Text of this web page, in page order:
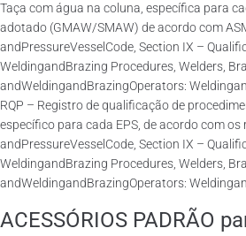
Taça com água na coluna, específica para
adotado (GMAW/SMAW) de acordo com
andPressureVesselCode, Section IX –
WeldingandBrazing Procedures, Welders,
andWeldingandBrazingOperators:
RQP – Registro de qualificação de
específico para cada EPS, de acordo com os
andPressureVesselCode, Section IX –
WeldingandBrazing Procedures, Welders,
andWeldingandBrazingOperators:
ACESSÓRIOS PADRÃO